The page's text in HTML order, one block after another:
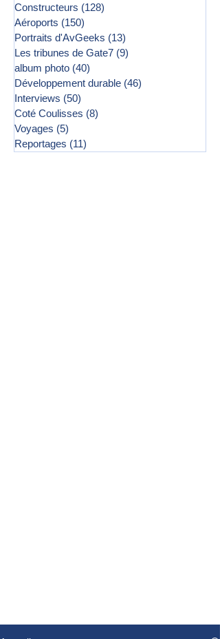
Constructeurs (128)
Aéroports (150)
Portraits d'AvGeeks (13)
Les tribunes de Gate7 (9)
album photo (40)
Développement durable (46)
Interviews (50)
Coté Coulisses (8)
Voyages (5)
Reportages (11)